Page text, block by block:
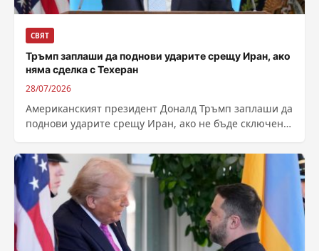
СВЯТ
Тръмп заплаши да поднови ударите срещу Иран, ако
няма сделка с Техеран
28/07/2026
Американският президент Доналд Тръмп заплаши да
поднови ударите срещу Иран, ако не бъде сключена